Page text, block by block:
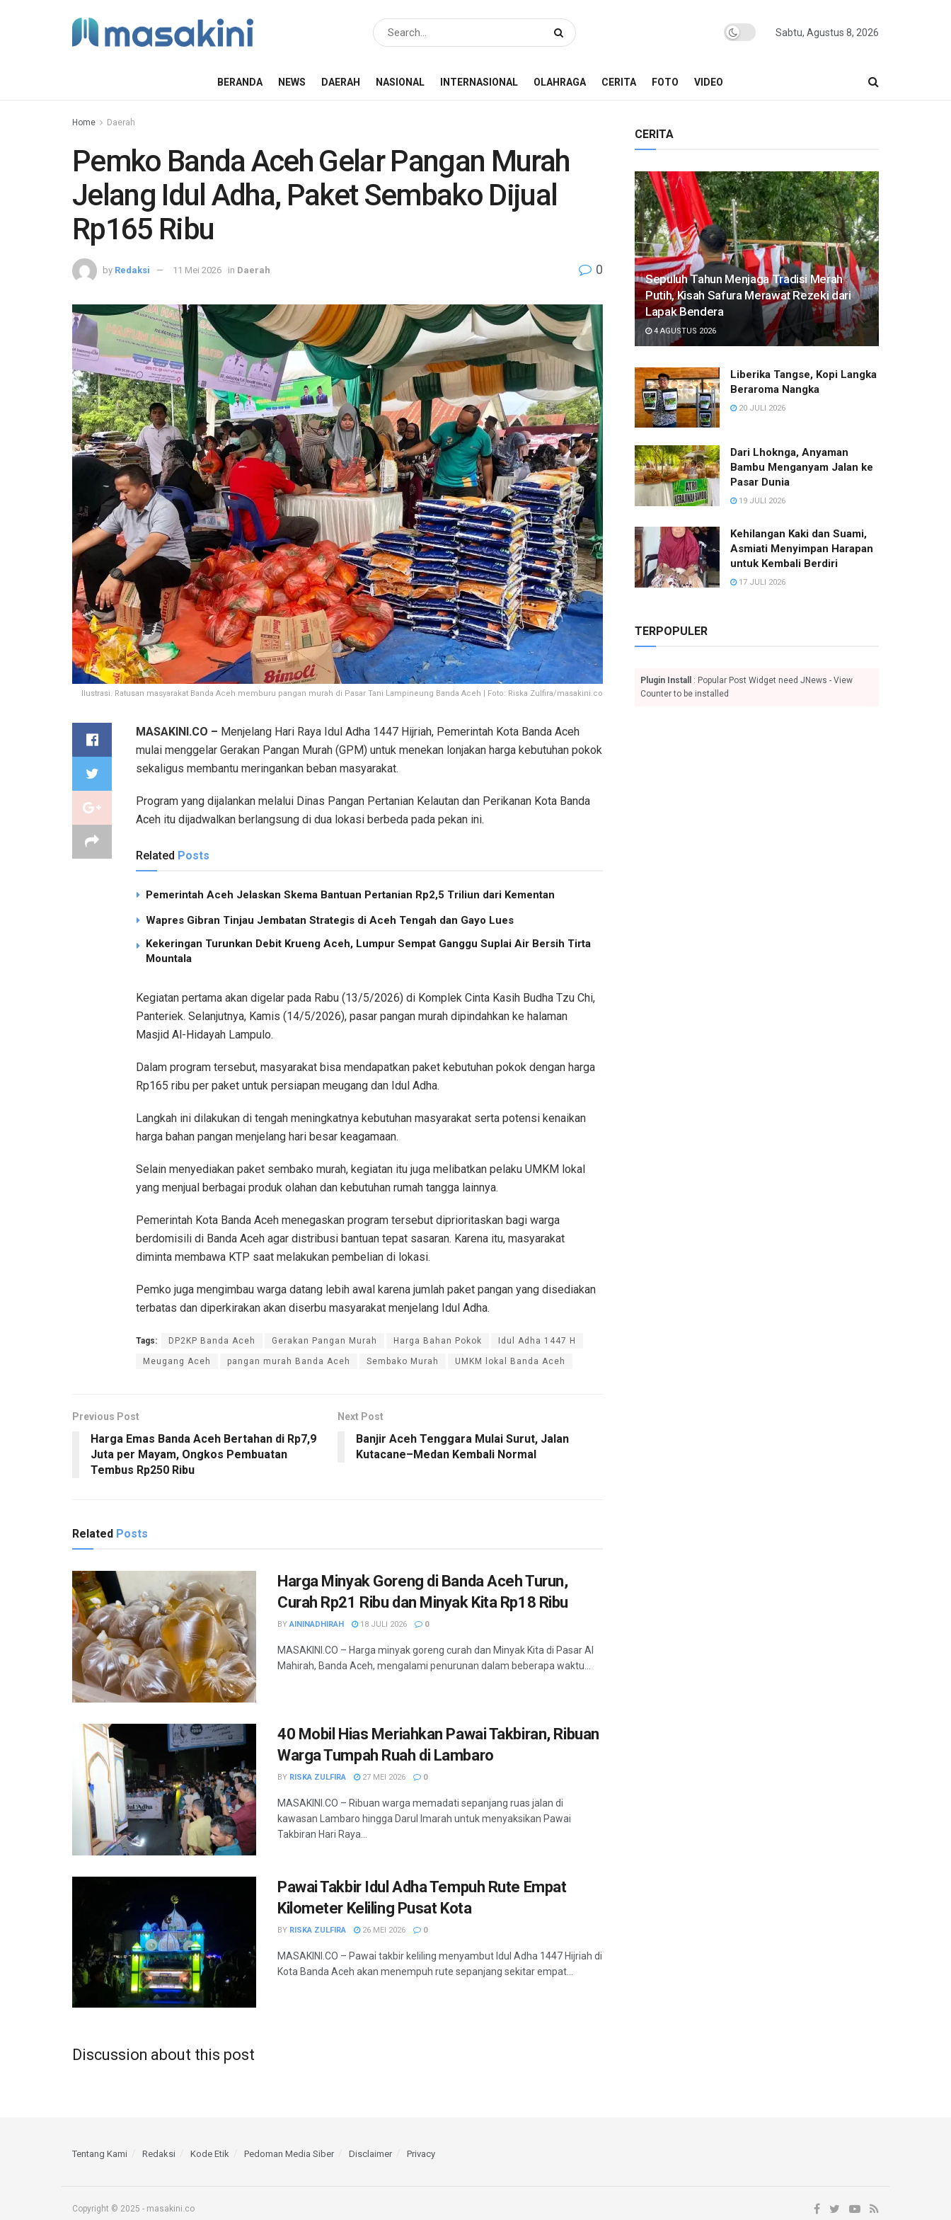
Sabtu, Agustus 8, 2026
BERANDA NEWS DAERAH NASIONAL INTERNASIONAL OLAHRAGA CERITA FOTO VIDEO
Home Daerah
Pemko Banda Aceh Gelar Pangan Murah
Jelang Idul Adha, Paket Sembako Dijual
Rp165 Ribu
by Redaksi 11 Mei 2026 in Daerah 0
Ilustrasi. Ratusan masyarakat Banda Aceh memburu pangan murah di Pasar Tani Lampineung Banda Aceh | Foto: Riska Zulfira/masakini.co
MASAKINI.CO – Menjelang Hari Raya Idul Adha 1447 Hijriah, Pemerintah Kota Banda Aceh
mulai menggelar Gerakan Pangan Murah (GPM) untuk menekan lonjakan harga kebutuhan pokok
sekaligus membantu meringankan beban masyarakat.
Program yang dijalankan melalui Dinas Pangan Pertanian Kelautan dan Perikanan Kota Banda
Aceh itu dijadwalkan berlangsung di dua lokasi berbeda pada pekan ini.
Related Posts
Pemerintah Aceh Jelaskan Skema Bantuan Pertanian Rp2,5 Triliun dari Kementan
Wapres Gibran Tinjau Jembatan Strategis di Aceh Tengah dan Gayo Lues
Kekeringan Turunkan Debit Krueng Aceh, Lumpur Sempat Ganggu Suplai Air Bersih Tirta
Mountala
Kegiatan pertama akan digelar pada Rabu (13/5/2026) di Komplek Cinta Kasih Budha Tzu Chi,
Panteriek. Selanjutnya, Kamis (14/5/2026), pasar pangan murah dipindahkan ke halaman
Masjid Al-Hidayah Lampulo.
Dalam program tersebut, masyarakat bisa mendapatkan paket kebutuhan pokok dengan harga
Rp165 ribu per paket untuk persiapan meugang dan Idul Adha.
Langkah ini dilakukan di tengah meningkatnya kebutuhan masyarakat serta potensi kenaikan
harga bahan pangan menjelang hari besar keagamaan.
Selain menyediakan paket sembako murah, kegiatan itu juga melibatkan pelaku UMKM lokal
yang menjual berbagai produk olahan dan kebutuhan rumah tangga lainnya.
Pemerintah Kota Banda Aceh menegaskan program tersebut diprioritaskan bagi warga
berdomisili di Banda Aceh agar distribusi bantuan tepat sasaran. Karena itu, masyarakat
diminta membawa KTP saat melakukan pembelian di lokasi.
Pemko juga mengimbau warga datang lebih awal karena jumlah paket pangan yang disediakan
terbatas dan diperkirakan akan diserbu masyarakat menjelang Idul Adha.
Tags: DP2KP Banda Aceh Gerakan Pangan Murah Harga Bahan Pokok Idul Adha 1447 H
Meugang Aceh pangan murah Banda Aceh Sembako Murah UMKM lokal Banda Aceh
Previous Post
Harga Emas Banda Aceh Bertahan di Rp7,9
Juta per Mayam, Ongkos Pembuatan
Tembus Rp250 Ribu
Next Post
Banjir Aceh Tenggara Mulai Surut, Jalan
Kutacane–Medan Kembali Normal
Related Posts
Harga Minyak Goreng di Banda Aceh Turun,
Curah Rp21 Ribu dan Minyak Kita Rp18 Ribu
BY AININADHIRAH 18 JULI 2026 0
MASAKINI.CO – Harga minyak goreng curah dan Minyak Kita di Pasar Al
Mahirah, Banda Aceh, mengalami penurunan dalam beberapa waktu...
40 Mobil Hias Meriahkan Pawai Takbiran, Ribuan
Warga Tumpah Ruah di Lambaro
BY RISKA ZULFIRA 27 MEI 2026 0
MASAKINI.CO – Ribuan warga memadati sepanjang ruas jalan di
kawasan Lambaro hingga Darul Imarah untuk menyaksikan Pawai
Takbiran Hari Raya...
Pawai Takbir Idul Adha Tempuh Rute Empat
Kilometer Keliling Pusat Kota
BY RISKA ZULFIRA 26 MEI 2026 0
MASAKINI.CO – Pawai takbir keliling menyambut Idul Adha 1447 Hijriah di
Kota Banda Aceh akan menempuh rute sepanjang sekitar empat...
Discussion about this post
CERITA
Sepuluh Tahun Menjaga Tradisi Merah
Putih, Kisah Safura Merawat Rezeki dari
Lapak Bendera
4 AGUSTUS 2026
Liberika Tangse, Kopi Langka
Beraroma Nangka
20 JULI 2026
Dari Lhoknga, Anyaman
Bambu Menganyam Jalan ke
Pasar Dunia
19 JULI 2026
Kehilangan Kaki dan Suami,
Asmiati Menyimpan Harapan
untuk Kembali Berdiri
17 JULI 2026
TERPOPULER
Plugin Install
: Popular Post Widget need JNews - View
Counter to be installed
Tentang Kami Redaksi Kode Etik Pedoman Media Siber Disclaimer Privacy
Copyright © 2025 - masakini.co